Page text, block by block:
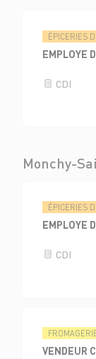
ÉPICERIES
EMPLOYE
CDI
Monchy-
ÉPICERIES
EMPLOYE
CDI
VENDEUR